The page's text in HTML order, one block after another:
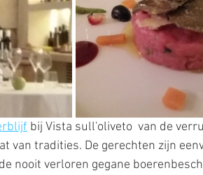
bij Vista sull'oliveto  van de
van tradities. De gerechten zijn
nooit verloren gegane